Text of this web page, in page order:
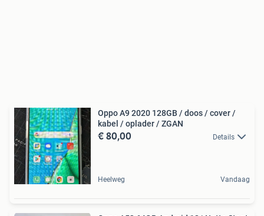
Oppo A9 2020 128GB / doos / cover /
kabel / oplader / ZGAN
€ 80,00 Details
Heelweg Vandaag